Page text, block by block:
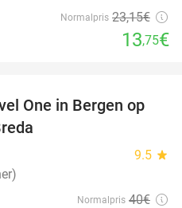
Normalpris 23,15€
13,75€
50%
One in Bergen op
9.5 star
Normalpris 40€